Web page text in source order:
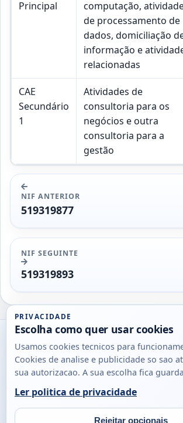
Principal
computação,
de processamento de
dados, domiciliação
informação e
relacionadas
CAE
Secundário
1
Atividades de
consultoria para os
negócios e outra
consultoria para a
gestão
NIF ANTERIOR
519319877
NIF SEGUINTE
519319893
Utils
DB
Consultas
para
cidadaos,
SobrePrivacidade
PRIVACIDADE
Escolha como quer usar cookies
Usamos cookies tecnicos para
Cookies de analise e publicidade so sao
sua autorizacao. A sua escolha fica
Ler politica de privacidade
Rejeitar opcionais